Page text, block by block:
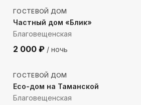
ГОСТЕВОЙ ДОМ
Частный дом «Блик»
Благовещенская
2 000 ₽ / ночь
1865 м до моря
ГОСТЕВОЙ ДОМ
Eco-дом на Таманской
Благовещенская